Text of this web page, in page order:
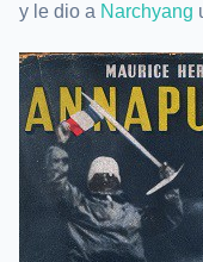
y le dio a Narchyang